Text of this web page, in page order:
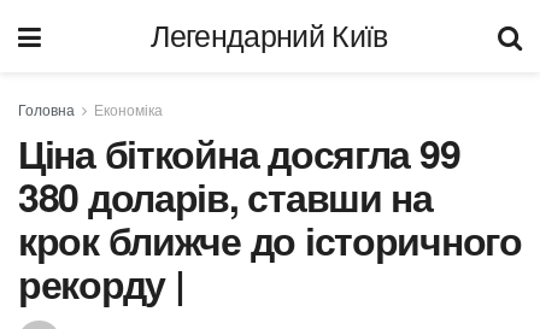
Легендарний Київ
Головна Економіка
Ціна біткойна досягла 99
380 доларів, ставши на
крок ближче до історичного
рекорду |